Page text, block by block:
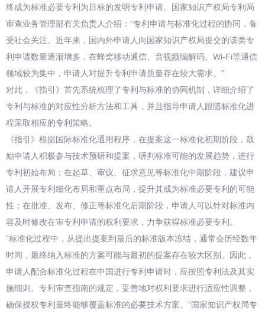
终成为标准必要专利为目标的发明专利申请。国家知识产权局专利局
审查业务管理部有关负责人介绍：“专利申请与标准化过程的协同，备
受社会关注。近年来，国内外申请人向国家知识产权局提交的该类专
利申请数量逐渐增多，在蜂窝移动通信、音视频编解码、Wi-Fi等通信
领域较为集中，申请人对提升专利申请质量存在较大需求。”
对此，《指引》首先系统梳理了专利与标准的协同机制，详细介绍了
专利与标准的对应性分析方法和工具，并且指导申请人跟随标准化进
程采取相应的专利策略。
《指引》根据国际标准化通用程序，在提案这一标准化初期阶段，鼓
励申请人积极参与技术预研和提案，研判标准可能的发展趋势，进行
专利初始布局；在起草、审议、征求意见等标准化中期阶段，建议申
请人开展专利细化布局和重点布局，提升其成为标准必要专利的可能
性；在批准、发布、修正等标准化后期阶段，申请人可以针对标准内
容及时修改在审专利申请的权利要求，力争获得标准必要专利。
“标准化过程中，从提出提案到最后的标准版本冻结，通常会历经数年
时间，最终纳入标准的方案可能与最初的提案存在较大区别。因此，
申请人配合标准化过程在中国进行专利申请时，应按照专利法及其实
施细则、专利审查指南的规定，妥善地对权利要求进行适应性调整，
确保授权专利最终能够覆盖标准的必要技术方案。”国家知识产权局专